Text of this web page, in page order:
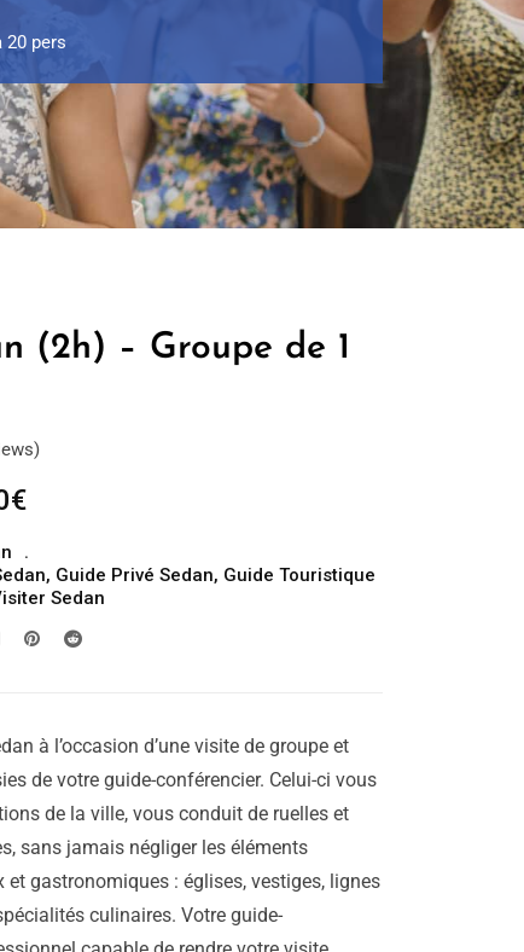
20 pers
(2h) – Groupe de 1
€Plage
prix :
199.00€
à
, Guide Privé Sedan, Guide Touristique
Sedan
à l’occasion d’une visite de groupe et
de votre guide-conférencier. Celui-ci vous
de la ville, vous conduit de ruelles et
sans jamais négliger les éléments
gastronomiques : églises, vestiges, lignes
culinaires. Votre guide-